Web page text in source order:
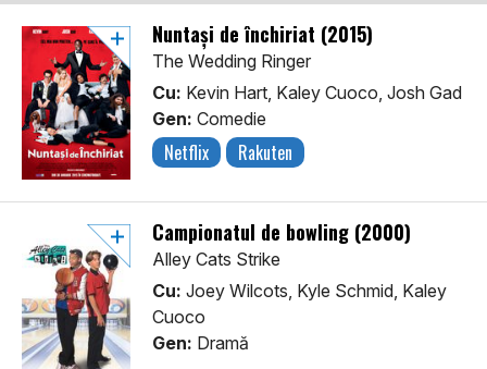
Nuntași de închiriat (2015)
The Wedding Ringer
Cu: Kevin Hart, Kaley Cuoco, Josh Gad
Gen: Comedie
Netflix Rakuten
Campionatul de bowling (2000)
Alley Cats Strike
Cu: Joey Wilcots, Kyle Schmid, Kaley
Cuoco
Gen: Dramă